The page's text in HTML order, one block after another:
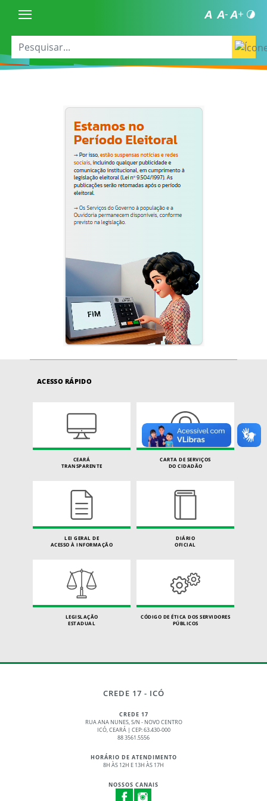
ACESSO RÁPIDO
CEARÁ
TRANSPARENTE
CARTA DE SERVIÇOS
DO CIDADÃO
LEI GERAL DE
ACESSO À INFORMAÇÃO
DIÁRIO
OFICIAL
LEGISLAÇÃO
ESTADUAL
CÓDIGO DE ÉTICA DOS SERVIDORES
PÚBLICOS
CREDE 17 - ICÓ
CREDE 17
RUA ANA NUNES, S/N - NOVO CENTRO
ICÓ, CEARÁ | CEP: 63.430-000
88 3561.5556
HORÁRIO DE ATENDIMENTO
8H ÀS 12H E 13H ÀS 17H
NOSSOS CANAIS